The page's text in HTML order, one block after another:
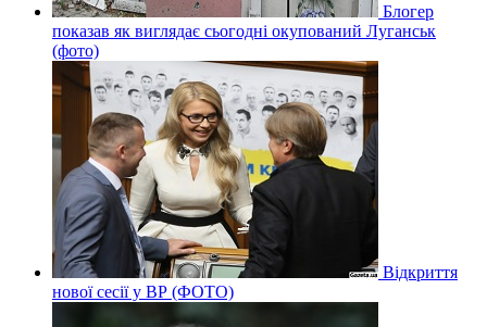
Блогер
показав як виглядає сьогодні окупований Луганськ
(фото)
Відкриття
нової сесії у ВР (ФОТО)